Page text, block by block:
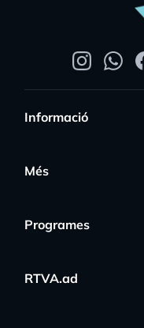
Informació
Més
Programes
RTVA.ad